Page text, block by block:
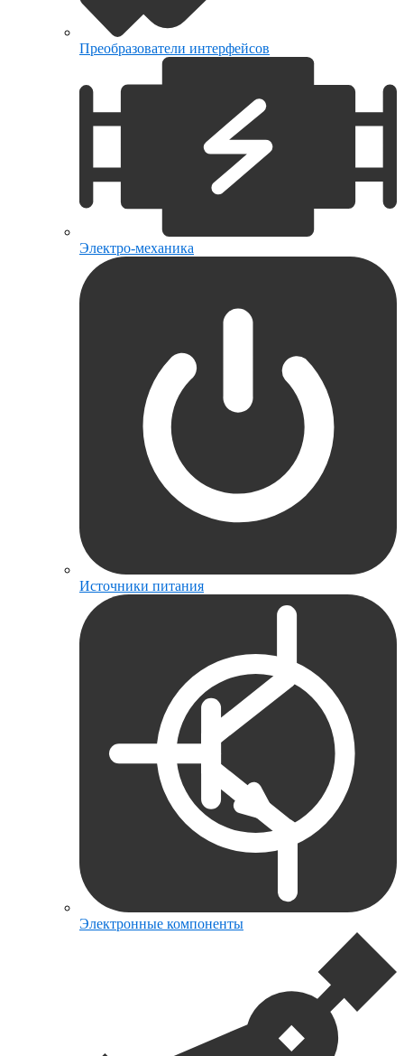
Преобразователи интерфейсов
Электро-механика
Источники питания
Электронные компоненты